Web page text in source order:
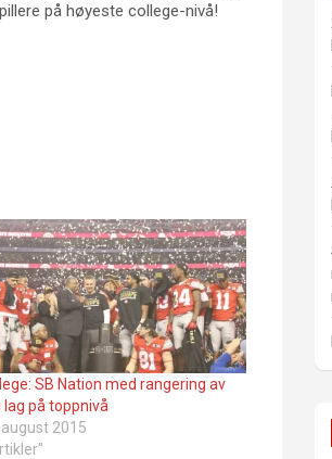
på høyeste college-nivå!
SB Nation med rangering av
lag på toppnivå
august 2015